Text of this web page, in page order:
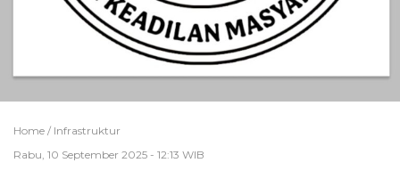
Home / Infrastruktur
Rabu, 10 September 2025 - 12:13 WIB